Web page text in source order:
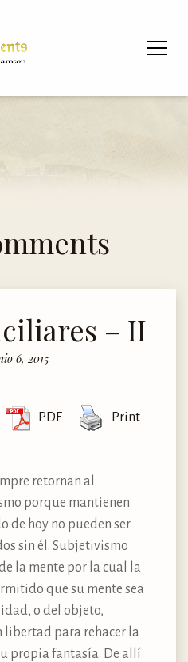
– II
6, 2015
PDF Print
retornan al
porque mantienen
de hoy no pueden ser
sin él. Subjetivismo
la mente por la cual la
que su mente sea
o del objeto,
libertad para rehacer la
propia fantasía. De allí